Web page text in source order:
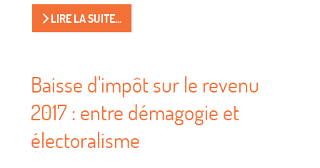
LIRE LA SUITE...
Baisse d'impôt sur le revenu
2017 : entre démagogie et
électoralisme